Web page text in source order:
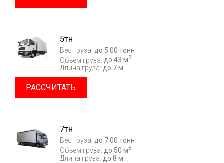
5тн
Вес груза: до 5.00 тонн
Объем груза: до 43 м3
Длина груза: до 7 м
РАССЧИТАТЬ
7тн
Вес груза: до 7.00 тонн
Объем груза: до 50 м3
Длина груза: до 8 м